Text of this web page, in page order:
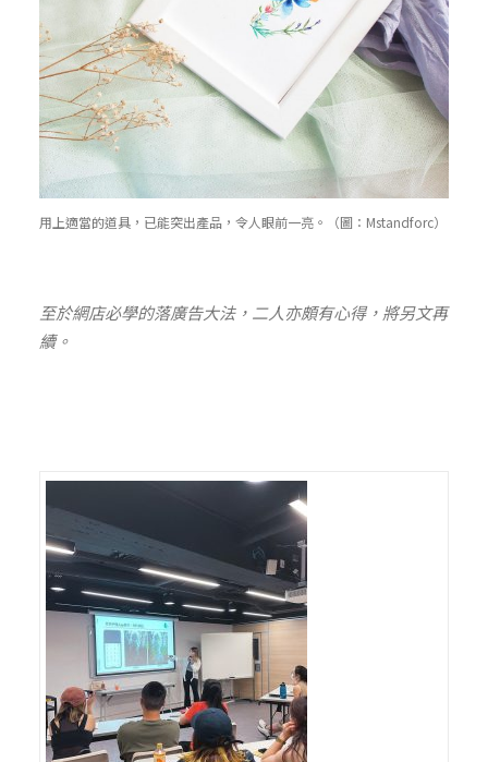
用上適當的道具，已能突出產品，令人眼前一亮。（圖：Mstandforc）
至於網店必學的落廣告大法，二人亦頗有心得，將另文再
續。